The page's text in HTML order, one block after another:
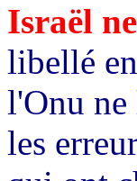
Israël
libellé
l'Onu ne
les